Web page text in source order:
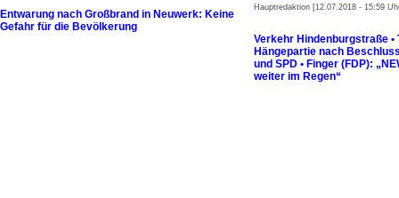
Entwarung nach Großbrand in Neuwerk: Keine
Gefahr für die Bevölkerung
Hauptredaktion [12.07.2018 - 15:59
Verkehr Hindenburgstraße •
Hängepartie nach
und SPD • Finger (FDP):
weiter im Regen“